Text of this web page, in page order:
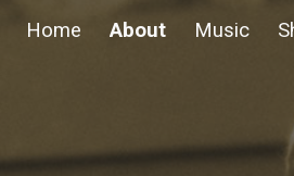
Skip to navigation
Home About Music